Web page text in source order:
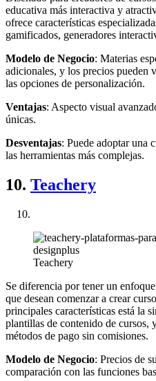
educativa más interactiva y
ofrece características
gamificados, generadores
Modelo de Negocio: Materias
adicionales, y los precios pueden
las opciones de personalización.
Ventajas: Aspecto visual
únicas.
Desventajas: Puede adoptar una
las herramientas más complejas.
10. Teachery
Teachery
Se diferencia por tener un
que desean comenzar a crear
principales características está la
plantillas de contenido de cursos,
métodos de pago sin comisiones.
Modelo de Negocio: Precios de
comparación con las funciones